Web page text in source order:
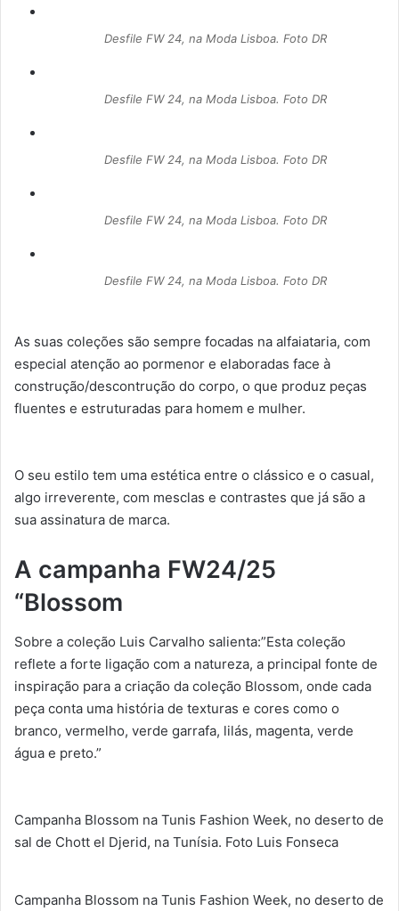
Desfile FW 24, na Moda Lisboa. Foto DR
Desfile FW 24, na Moda Lisboa. Foto DR
Desfile FW 24, na Moda Lisboa. Foto DR
Desfile FW 24, na Moda Lisboa. Foto DR
Desfile FW 24, na Moda Lisboa. Foto DR
As suas coleções são sempre focadas na alfaiataria, com
especial atenção ao pormenor e elaboradas face à
construção/descontrução do corpo, o que produz peças
fluentes e estruturadas para homem e mulher.
O seu estilo tem uma estética entre o clássico e o casual,
algo irreverente, com mesclas e contrastes que já são a
sua assinatura de marca.
A campanha FW24/25
“Blossom
Sobre a coleção Luis Carvalho salienta:”Esta coleção
reflete a forte ligação com a natureza, a principal fonte de
inspiração para a criação da coleção Blossom, onde cada
peça conta uma história de texturas e cores como o
branco, vermelho, verde garrafa, lilás, magenta, verde
água e preto.”
Campanha Blossom na Tunis Fashion Week, no deserto de
sal de Chott el Djerid, na Tunísia. Foto Luis Fonseca
Campanha Blossom na Tunis Fashion Week, no deserto de